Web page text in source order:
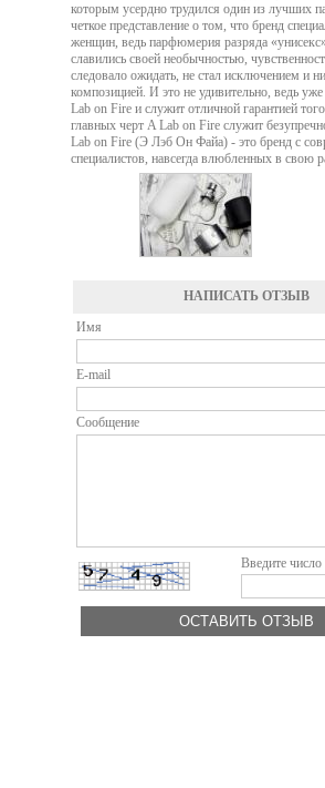
которым усердно трудился один из лучших
четкое представление о том, что бренд
женщин, ведь парфюмерия разряда
славились своей необычностью,
следовало ожидать, не стал исключением и
композицией. И это не удивительно, ведь
Lab on Fire и служит отличной гарантией
главных черт A Lab on Fire служит
Lab on Fire (Э Лэб Он Файа) - это бренд с
специалистов, навсегда влюбленных в свою
НАПИСАТЬ ОТЗЫВ
Имя
E-mail
Сообщение
Введите число
ОСТАВИТЬ ОТЗЫВ